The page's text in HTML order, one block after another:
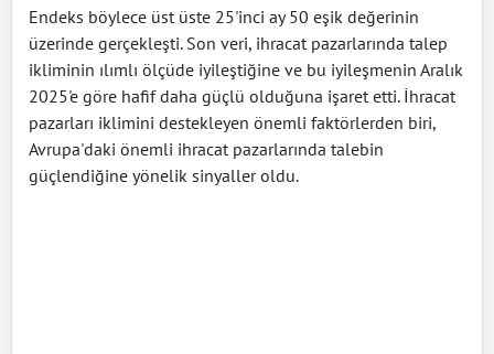
Endeks böylece üst üste 25'inci ay 50 eşik değerinin
üzerinde gerçekleşti. Son veri, ihracat pazarlarında talep
ikliminin ılımlı ölçüde iyileştiğine ve bu iyileşmenin Aralık
2025'e göre hafif daha güçlü olduğuna işaret etti. İhracat
pazarları iklimini destekleyen önemli faktörlerden biri,
Avrupa'daki önemli ihracat pazarlarında talebin
güçlendiğine yönelik sinyaller oldu.